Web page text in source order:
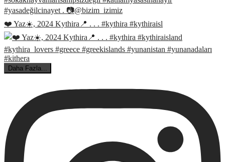
❤️ Yaz☀️, 2024 Kythira📍 . . . #kythira #kythiraisl
Daha Fazla...